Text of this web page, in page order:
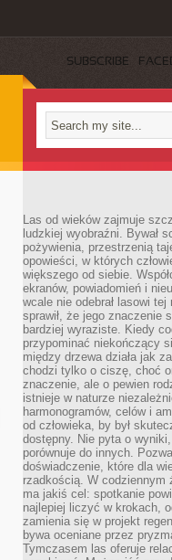
SUBSCRIBE
Las od wieków zajmuje
ludzkiej wyobraźni. Bywał
pożywienia, przestrzenią
opowieści, w których
większego od siebie.
ekranów, powiadomień i
wcale nie odebrał lasowi
sprawił, że jego znaczenie
bardziej wyraziste. Kiedy
przypominać niekończący
między drzewa działa jak
chodzi tylko o ciszę, choć
znaczenie, ale o pewien
istnieje w naturze
harmonogramów, celów i
od człowieka, by był
dostępny. Nie pyta o
porównuje do innych.
doświadczenie, które dla
rzadkością. W
ma jakiś cel: spotkanie
najlepiej liczyć w krokach,
zamienia się w projekt
bywa oceniane przez
Tymczasem las oferuje